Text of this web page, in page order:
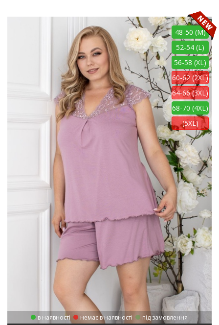
48-50 (M)
52-54 (L)
56-58 (XL)
60-62 (2XL)
64-66 (3XL)
68-70 (4XL)
(5XL)
в наявності немає в наявності під замовлення